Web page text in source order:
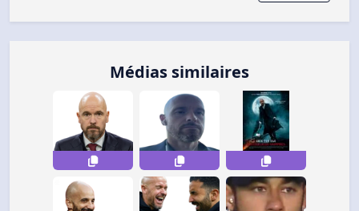
Médias similaires